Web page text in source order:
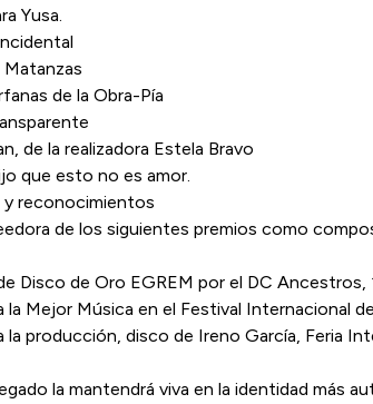
Yusa.
de la Obra-Pía
de la realizadora Estela Bravo
que esto no es amor.
y reconocimientos
de los siguientes premios como
Disco de Oro EGREM por el DC Ancestros,
la Mejor Música en el Festival Internacional
la producción, disco de Ireno García, Feria
la mantendrá viva en la identidad más